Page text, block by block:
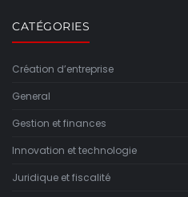
CATÉGORIES
Création d’entreprise
General
Gestion et finances
Innovation et technologie
Juridique et fiscalité